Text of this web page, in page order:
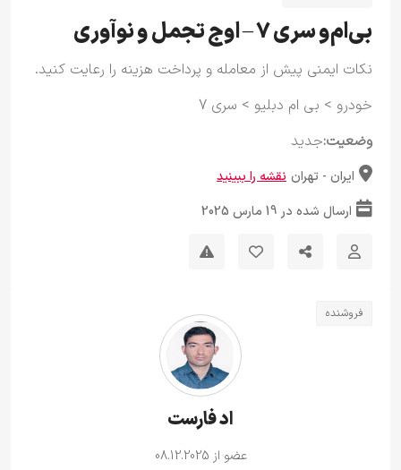
بی‌ام‌و سری ۷ – اوج تجمل و نوآوری
نکات ایمنی پیش از معامله و پرداخت هزینه را رعایت کنید.
خودرو > بی ام دبلیو > سری 7
وضعیت:جدید
ایران - تهران نقشه را ببینید
ارسال شده در 19 مارس 2025
فروشنده
اد فارست
عضو از 08.12.2025